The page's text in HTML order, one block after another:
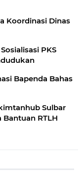
Koordinasi Dinas
PKS
Bapenda Bahas
Sulbar
Bantuan RTLH